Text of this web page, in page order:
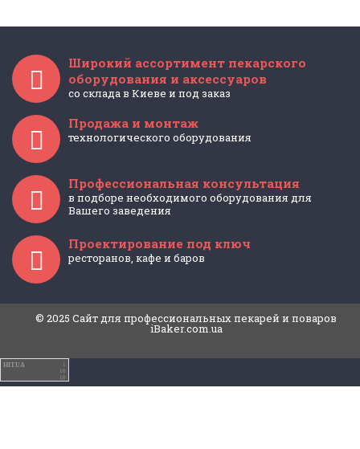
Широкий ассортимент пекарского
оборудования и аксессуаров
со склада в Киеве и под заказ
Продажа и монтаж
технологического оборудования
Профессиональная консультация
в подборе необходимого оборудования для
Вашего заведения
Проектирование под ключ
ресторанов, кафе и баров
© 2025 Cайт для профессиональных пекарей и поваров
iBaker.com.ua
HIT.UA
10
10